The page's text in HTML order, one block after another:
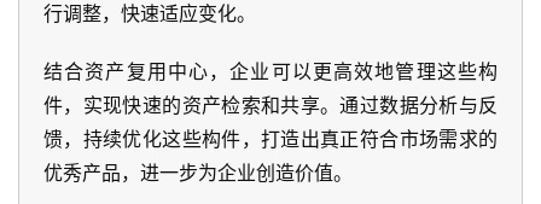
行调整，快速适应变化。
结合资产复用中心，企业可以更高效地管理这些构
件，实现快速的资产检索和共享。通过数据分析与反
馈，持续优化这些构件，打造出真正符合市场需求的
优秀产品，进一步为企业创造价值。